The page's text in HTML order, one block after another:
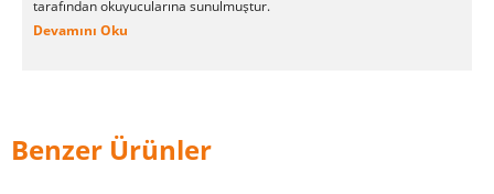
tarafından okuyucularına sunulmuştur.
Devamını Oku
Benzer Ürünler